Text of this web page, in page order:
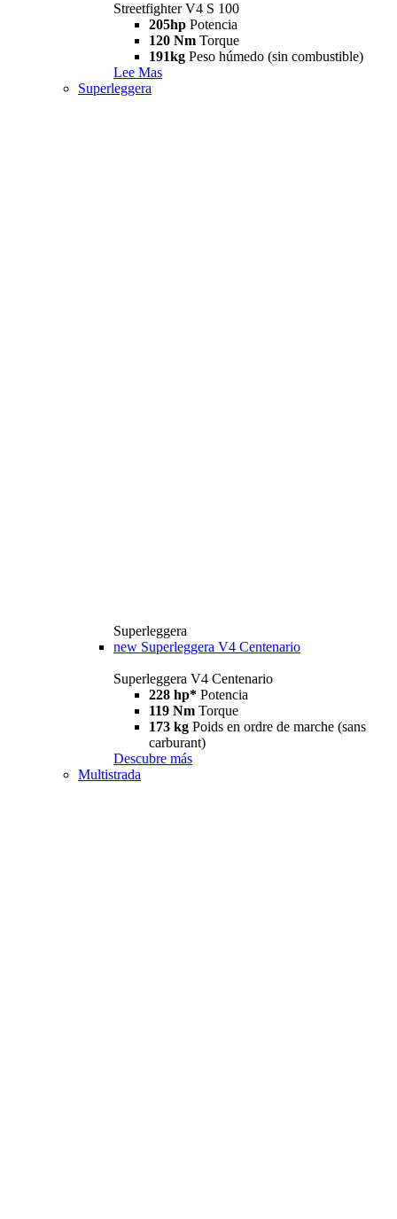
Streetfighter V4 S 100
205hp Potencia
120 Nm Torque
191kg Peso húmedo (sin combustible)
Lee Mas
Superleggera
Superleggera
new Superleggera V4 Centenario
Superleggera V4 Centenario
228 hp* Potencia
119 Nm Torque
173 kg Poids en ordre de marche (sans
carburant)
Descubre más
Multistrada